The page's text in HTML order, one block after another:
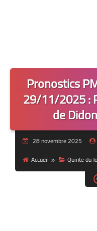
Pronostics
29/11/2025 :
de
28 novembre 2025
Accueil
Quinte du